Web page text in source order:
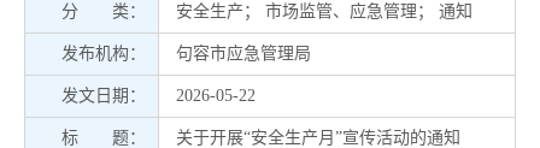
分 类： 安全生产 ； 市场监管、应急管理 ； 通知
发布机构： 句容市应急管理局
发文日期： 2026-05-22
标 题： 关于开展“安全生产月”宣传活动的通知